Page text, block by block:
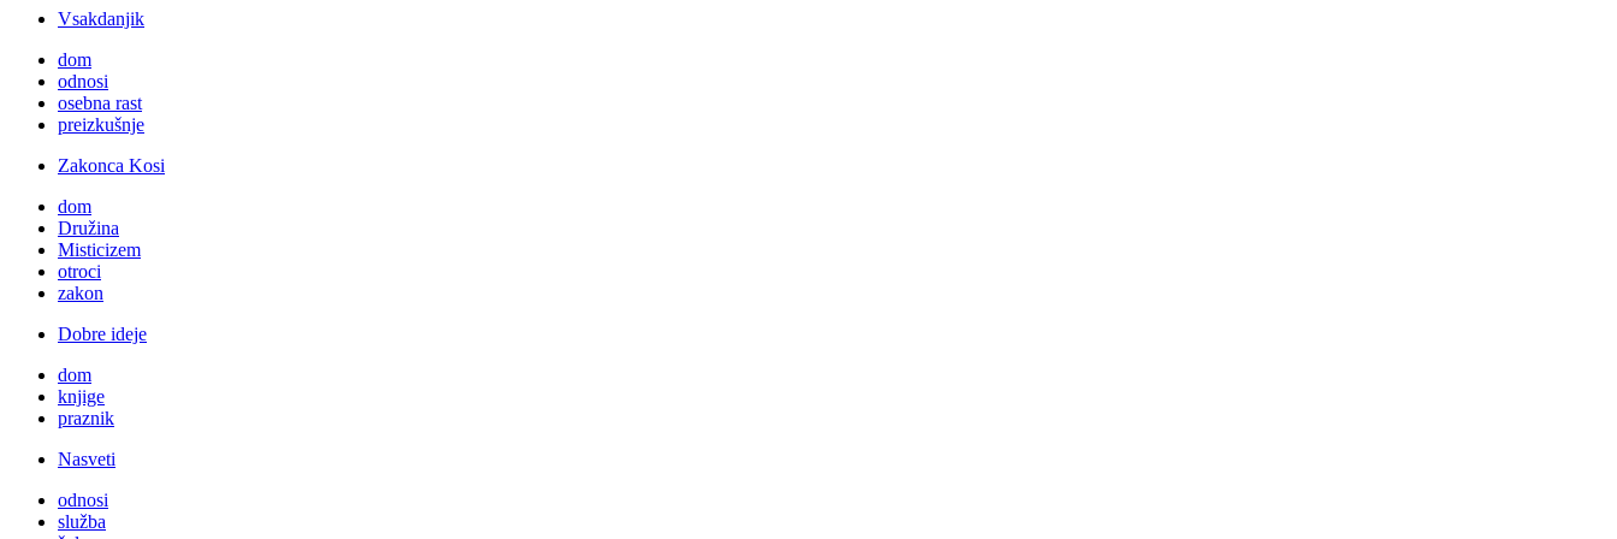
Vsakdanjik
dom
odnosi
osebna rast
preizkušnje
Zakonca Kosi
dom
Družina
Misticizem
otroci
zakon
Dobre ideje
dom
knjige
praznik
Nasveti
odnosi
služba